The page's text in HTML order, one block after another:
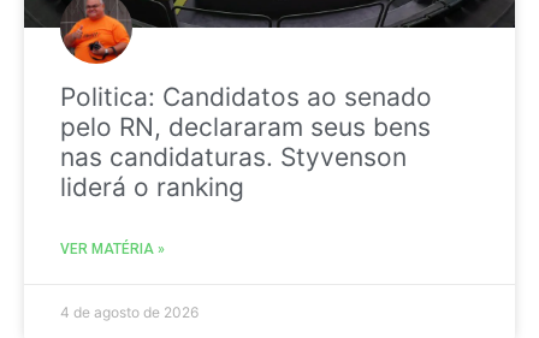
Politica: Candidatos ao senado
pelo RN, declararam seus bens
nas candidaturas. Styvenson
liderá o ranking
VER MATÉRIA »
4 de agosto de 2026